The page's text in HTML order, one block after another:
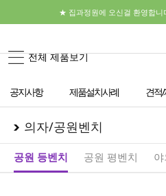
★ 집과정원에 오신걸 환영합
전체 제품보기
공지사항 제품설치사례 견적
의자/공원벤치
공원 등벤치 공원 평벤치